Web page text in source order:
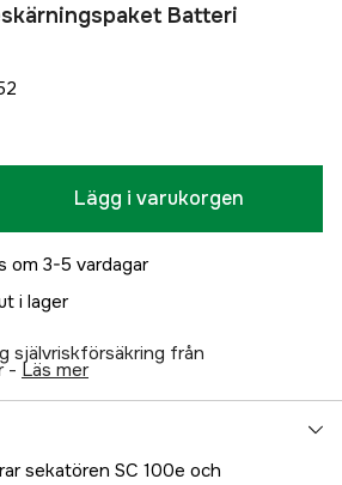
Batteri
Lägg i varukorgen
om 3-5 vardagar
i lager
självriskförsäkring från
- läs mer
sekatören SC 100e och